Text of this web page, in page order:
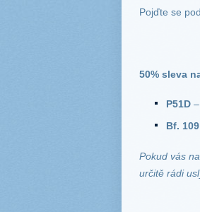
Pojďte se
50% sleva
P51D
Bf.
Pokud vás
určitě rádi